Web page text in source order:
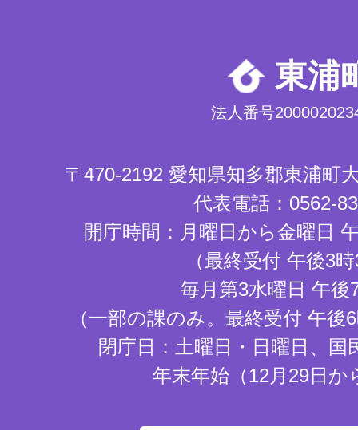
東浦
法人番号
〒470-2192 愛知県知多郡東浦町
代表電話：0562-
開庁時間：月曜日から金曜日
（最終受付 午後3
毎月第3水曜日 午後
（一部の課のみ。最終受付 午
閉庁日：土曜日・日曜日、国
年末年始（12月29日か